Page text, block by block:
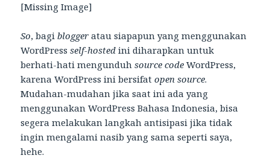
[Missing Image]
So, bagiblogger atau siapapun yang menggunakan
WordPressself-hosted ini diharapkan untuk
berhati-hati mengunduhsource code WordPress,
karena WordPress ini bersifatopen source.
Mudahan-mudahan jika saat ini ada yang
menggunakan WordPress Bahasa Indonesia, bisa
segera melakukan langkah antisipasi jika tidak
ingin mengalami nasib yang sama seperti saya,
hehe.